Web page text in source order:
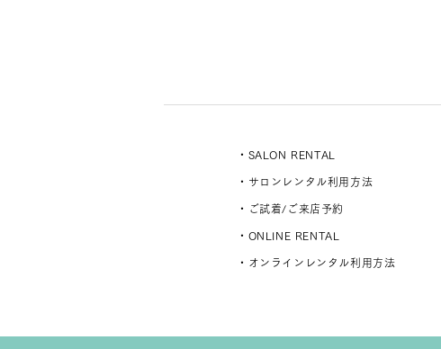
・SALON RENTAL
・サロンレンタル利用方法
・ご試着/ご来店予約
・ONLINE RENTAL
・オンラインレンタル利用方法